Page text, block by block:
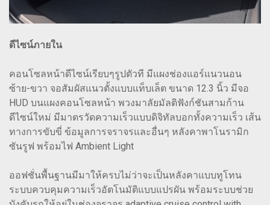
ดีไซน์ภายใน
คอนโซลหน้าดีไซน์เรียบๆรูปตัวที มีแผงช่องแอร์แนวนอน
ซ้าย-ขวา จอสัมผัสแนวตั้งแบบแท็บเล็ต ขนาด 12.3 นิ้ว มีจอ
HUD บนแผงคอนโซลหน้า พวงมาลัยมัลติฟังก์ชันสามก้าน
ดีไซน์ใหม่ มีมาตรวัดความเร็วแบบดิจิทัลบอกทั้งความเร็ว เส้น
ทางการขับขี่ ข้อมูลการจราจรและอื่นๆ หลังคาพาโนรามิก
ซันรูฟ พร้อมไฟ Ambient Light
ออฟชั่นพื้นฐานมีมาให้ครบไม่ว่าจะเป็นหลังคาแบบทูโทน
ระบบควบคุมความเร็วอัตโนมัติแบบแปรผัน พร้อมระบบช่วย